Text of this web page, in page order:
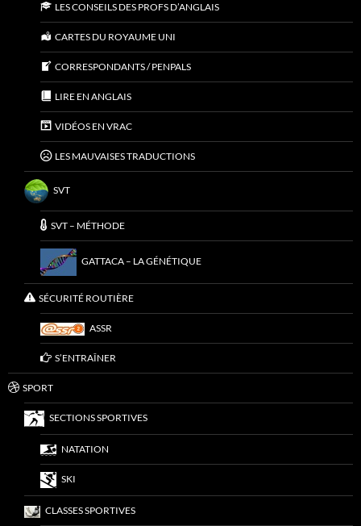
LES CONSEILS DES PROFS D’ANGLAIS
CARTES DU ROYAUME UNI
CORRESPONDANTS / PENPALS
LIRE EN ANGLAIS
VIDÉOS EN VRAC
LES MAUVAISES TRADUCTIONS
SVT
SVT – MÉTHODE
GATTACA – LA GÉNÉTIQUE
SÉCURITÉ ROUTIÈRE
ASSR
S’ENTRAÎNER
SPORT
SECTIONS SPORTIVES
NATATION
SKI
CLASSES SPORTIVES